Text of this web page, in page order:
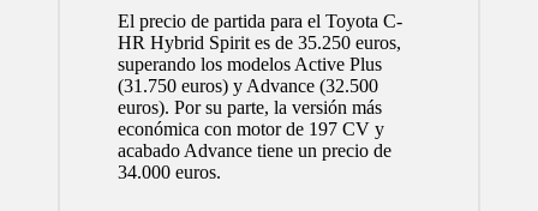
El precio de partida para el Toyota C-
HR Hybrid Spirit es de 35.250 euros,
superando los modelos Active Plus
(31.750 euros) y Advance (32.500
euros). Por su parte, la versión más
económica con motor de 197 CV y
acabado Advance tiene un precio de
34.000 euros.